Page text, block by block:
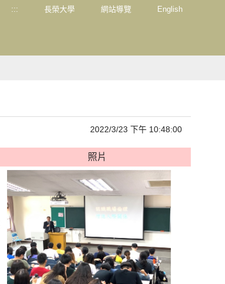
::: 長榮大學 網站導覽 English
2022/3/23 下午 10:48:00
照片